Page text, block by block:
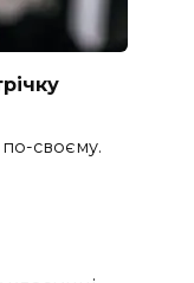
своєму.